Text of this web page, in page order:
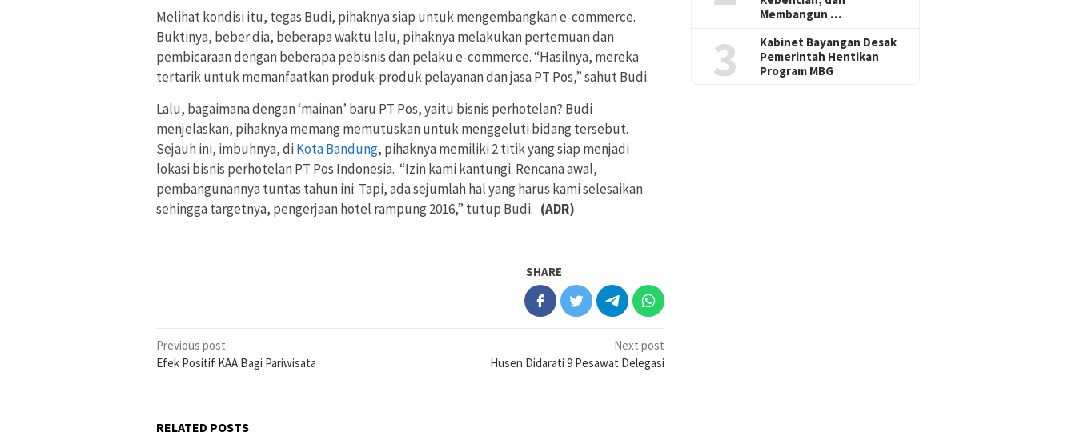
Melihat kondisi itu, tegas Budi, pihaknya siap untuk mengembangkan e-commerce.
Buktinya, beber dia, beberapa waktu lalu, pihaknya melakukan pertemuan dan
pembicaraan dengan beberapa pebisnis dan pelaku e-commerce. “Hasilnya, mereka
tertarik untuk memanfaatkan produk-produk pelayanan dan jasa PT Pos,” sahut Budi.
Lalu, bagaimana dengan ‘mainan’ baru PT Pos, yaitu bisnis perhotelan? Budi
menjelaskan, pihaknya memang memutuskan untuk menggeluti bidang tersebut.
Sejauh ini, imbuhnya, diKota Bandung, pihaknya memiliki 2 titik yang siap menjadi
lokasi bisnis perhotelan PT Pos Indonesia. “Izin kami kantungi. Rencana awal,
pembangunannya tuntas tahun ini. Tapi, ada sejumlah hal yang harus kami selesaikan
sehingga targetnya, pengerjaan hotel rampung 2016,” tutup Budi. (ADR)
SHARE
Post
navigation
Previous post
Efek Positif KAA Bagi Pariwisata
Next post
Husen Didarati 9 Pesawat Delegasi
RELATED POSTS
Membangun …
3
Kabinet Bayangan Desak
Pemerintah Hentikan
Program MBG